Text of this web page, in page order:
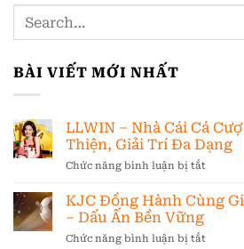
BÀI VIẾT MỚI NHẤT
LLWIN – Nhà Cái Cá
Thiện, Giải Trí Đa Dạng
Chức năng bình luận bị tắt
–
Nhà
KJC Đồng Hành Cùng
– Dấu Ấn Bền Vững
Chức năng bình luận bị tắt